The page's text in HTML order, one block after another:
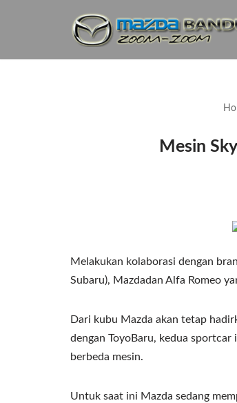
Mesin
Melakukan kolaborasi dengan
Subaru), Mazdadan Alfa Romeo
Dari kubu Mazda akan tetap
dengan ToyoBaru, kedua sportcar
berbeda mesin.
Untuk saat ini Mazda sedang